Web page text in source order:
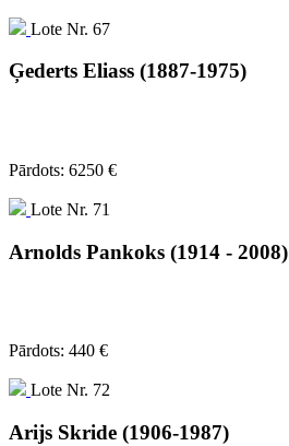
Lote Nr. 67
Ģederts Eliass (1887-1975)
Pārdots: 6250 €
Lote Nr. 71
Arnolds Pankoks (1914 - 2008)
Pārdots: 440 €
Lote Nr. 72
Arijs Skride (1906-1987)